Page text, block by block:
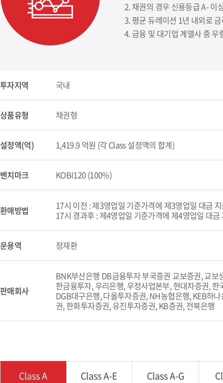
2. 채권의 경우 신용등급 A- 이
3. 평균 듀레이션 1년 내외로
4. 금융 및 대기업 계열사 중
투자지역 국내
상품유형 채권형
설정액(억) 1,419.9 억원 (각 Class 설정액의 합계)
벤치마크 KOBI120 (100%)
환매방법
17시 이전 : 제3영업일 기준가격에 제3영업일 대금
17시 경과후 : 제4영업일 기준가격에 제4영업일 대금
운용역 정재환
판매회사
BNK부산은행 DB금융투자 부국증권 교보증권, 교
한금융투자, 우리은행, 우정사업본부, 현대차증권,
DGB대구은행, 다올투자증권, NH농협은행, KEB하
권, 한화투자증권, 유진투자증권, KB증권, 전북은행
Class A Class A-E Class A-G